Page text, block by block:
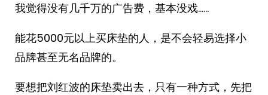
我觉得没有几千万的广告费，基本没戏……
能花5000元以上买床垫的人，是不会轻易选择小
品牌甚至无名品牌的。
要想把刘红波的床垫卖出去，只有一种方式，先把